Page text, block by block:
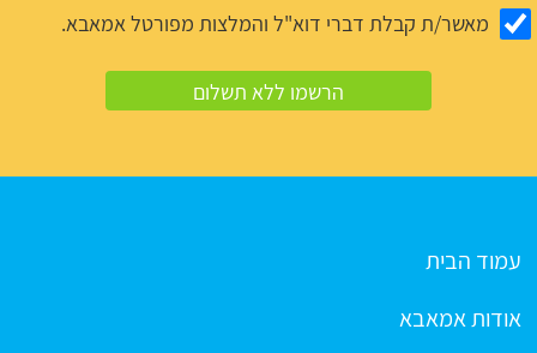
מאשר/ת קבלת דברי דוא"ל והמלצות מפורטל אמאבא.
עמוד הבית
אודות אמאבא